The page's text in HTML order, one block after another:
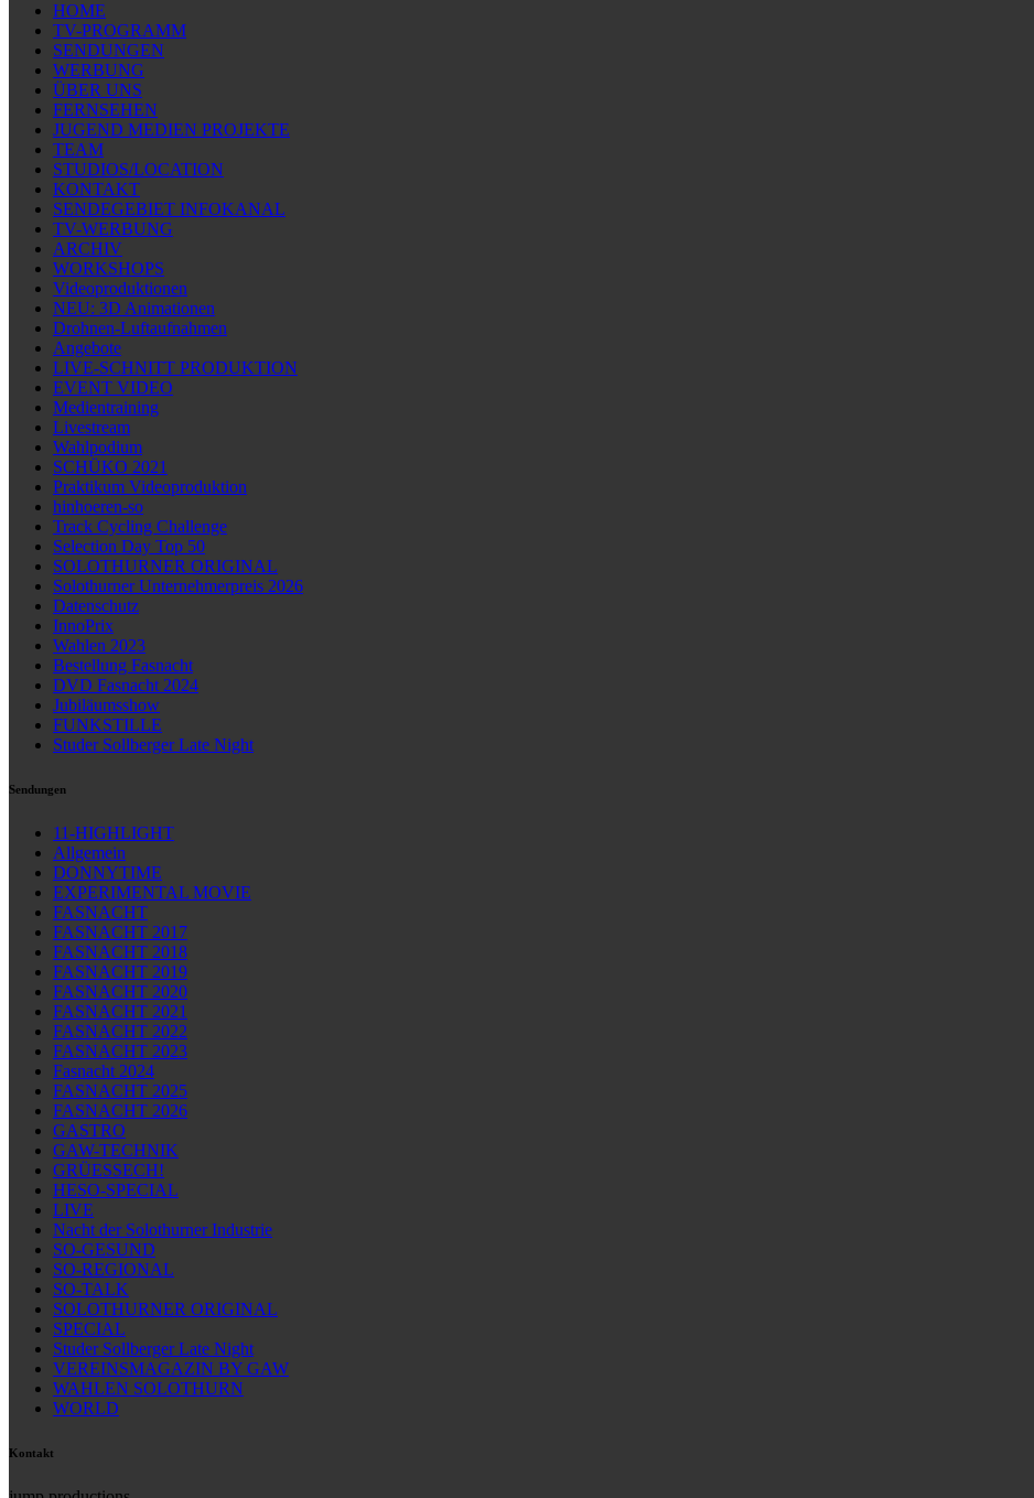
HOME
TV-PROGRAMM
SENDUNGEN
WERBUNG
ÜBER UNS
FERNSEHEN
JUGEND MEDIEN PROJEKTE
TEAM
STUDIOS/LOCATION
KONTAKT
SENDEGEBIET INFOKANAL
TV-WERBUNG
ARCHIV
WORKSHOPS
Videoproduktionen
NEU: 3D Animationen
Drohnen-Luftaufnahmen
Angebote
LIVE-SCHNITT PRODUKTION
EVENT VIDEO
Medientraining
Livestream
Wahlpodium
SCHÜKO 2021
Praktikum Videoproduktion
hinhoeren-so
Track Cycling Challenge
Selection Day Top 50
SOLOTHURNER ORIGINAL
Solothurner Unternehmerpreis 2026
Datenschutz
InnoPrix
Wahlen 2023
Bestellung Fasnacht
DVD Fasnacht 2024
Jubiläumsshow
FUNKSTILLE
Studer Sollberger Late Night
Sendungen
11-HIGHLIGHT
Allgemein
DONNYTIME
EXPERIMENTAL MOVIE
FASNACHT
FASNACHT 2017
FASNACHT 2018
FASNACHT 2019
FASNACHT 2020
FASNACHT 2021
FASNACHT 2022
FASNACHT 2023
Fasnacht 2024
FASNACHT 2025
FASNACHT 2026
GASTRO
GAW-TECHNIK
GRÜESSECH!
HESO-SPECIAL
LIVE
Nacht der Solothurner Industrie
SO-GESUND
SO-REGIONAL
SO-TALK
SOLOTHURNER ORIGINAL
SPECIAL
Studer Sollberger Late Night
VEREINSMAGAZIN BY GAW
WAHLEN SOLOTHURN
WORLD
Kontakt